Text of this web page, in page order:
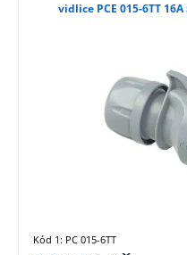
vidlice PCE 015-6TT
Kód 1: PC 015-6TT